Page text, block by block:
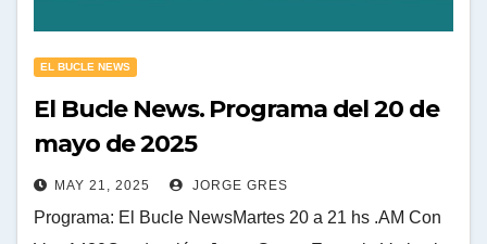
EL BUCLE NEWS
El Bucle News. Programa del 20 de
mayo de 2025
MAY 21, 2025 JORGE GRES
Programa: El Bucle NewsMartes 20 a 21 hs .AM Con